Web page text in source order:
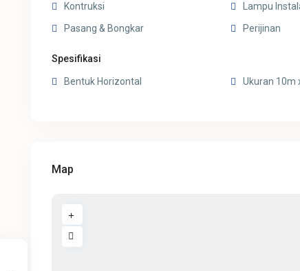
Kontruksi
Lampu
Pasang & Bongkar
Perijinan
Spesifikasi
Bentuk Horizontal Ukuran 10m
Map